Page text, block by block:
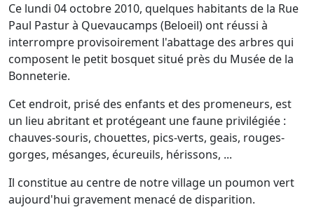
Ce lundi 04 octobre 2010, quelques habitants de la Rue
Paul Pastur à Quevaucamps (Beloeil) ont réussi à
interrompre provisoirement l'abattage des arbres qui
composent le petit bosquet situé près du Musée de la
Bonneterie.
Cet endroit, prisé des enfants et des promeneurs, est
un lieu abritant et protégeant une faune privilégiée :
chauves-souris, chouettes, pics-verts, geais, rouges-
gorges, mésanges, écureuils, hérissons, ...
Il constitue au centre de notre village un poumon vert
aujourd'hui gravement menacé de disparition.